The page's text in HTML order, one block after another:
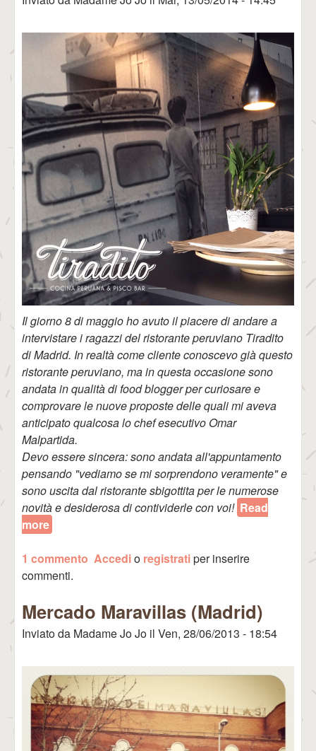
Il giorno 8 di maggio ho avuto il piacere di andare a
intervistare i ragazzi del ristorante peruviano Tiradito
di Madrid. In realtà come cliente conoscevo già questo
ristorante peruviano, ma in questa occasione sono
andata in qualità di food blogger per curiosare e
comprovare le nuove proposte delle quali mi aveva
anticipato qualcosa lo chef esecutivo Omar
Malpartida.
Devo essere sincera: sono andata all'appuntamento
pensando "vediamo se mi sorprendono veramente" e
sono uscita dal ristorante sbigottita per le numerose
novità e desiderosa di contividerle con voi! Read
more
1 commento Accedio registratiper inserire
commenti.
Mercado Maravillas (Madrid)
Inviato da Madame Jo Jo il Ven, 28/06/2013 - 18:54